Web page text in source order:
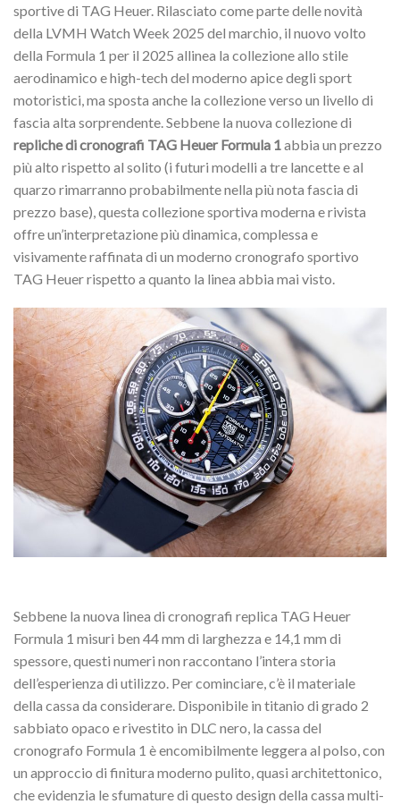
sportive di TAG Heuer. Rilasciato come parte delle novità
della LVMH Watch Week 2025 del marchio, il nuovo volto
della Formula 1 per il 2025 allinea la collezione allo stile
aerodinamico e high-tech del moderno apice degli sport
motoristici, ma sposta anche la collezione verso un livello di
fascia alta sorprendente. Sebbene la nuova collezione di
repliche di cronografi TAG Heuer Formula 1 abbia un prezzo
più alto rispetto al solito (i futuri modelli a tre lancette e al
quarzo rimarranno probabilmente nella più nota fascia di
prezzo base), questa collezione sportiva moderna e rivista
offre un’interpretazione più dinamica, complessa e
visivamente raffinata di un moderno cronografo sportivo
TAG Heuer rispetto a quanto la linea abbia mai visto.
Sebbene la nuova linea di cronografi replica TAG Heuer
Formula 1 misuri ben 44 mm di larghezza e 14,1 mm di
spessore, questi numeri non raccontano l’intera storia
dell’esperienza di utilizzo. Per cominciare, c’è il materiale
della cassa da considerare. Disponibile in titanio di grado 2
sabbiato opaco e rivestito in DLC nero, la cassa del
cronografo Formula 1 è encomibilmente leggera al polso, con
un approccio di finitura moderno pulito, quasi architettonico,
che evidenzia le sfumature di questo design della cassa multi-